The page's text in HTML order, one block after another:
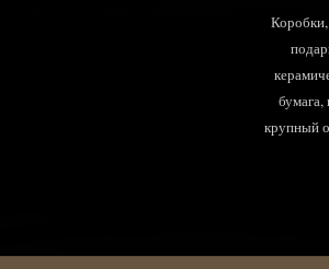
крупный